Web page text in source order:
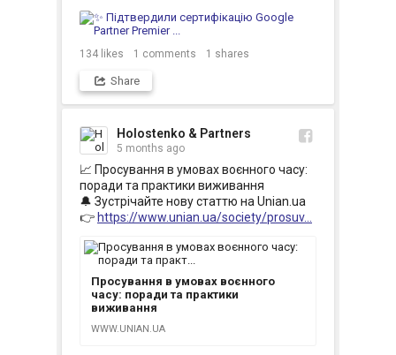
134 likes 1 comments 1 shares
Share
Holostenko & Partners
5 months ago
📈 Просування в умовах воєнного часу:
поради та практики виживання
🔔 Зустрічайте нову статтю на Unian.ua
👉 https://www.unian.ua/society/prosuv...
Просування в умовах воєнного
часу: поради та практики
виживання
WWW.UNIAN.UA